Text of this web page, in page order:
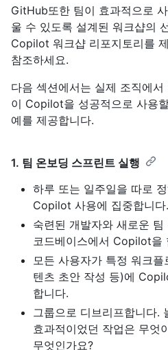
GitHub또한 팀이 효과적으로
울 수 있도록 설계된 워크샵의
Copilot 워크샵 리포지토리를
참조하세요.
다음 섹션에서는 실제 조직에
이 Copilot을 성공적으로 사용
예를 제공합니다.
1. 팀 온보딩 스프린트 실행
하루 또는 일주일을 따로
Copilot 사용에 집중합니다.
숙련된 개발자와 새로운
코드베이스에서 Copilot을
모든 사용자가 특정 워크
텐츠 초안 작성 등)에
합니다.
그룹으로 디브리프합니다.
효과적이었던 작업은 무엇
무엇인가요?